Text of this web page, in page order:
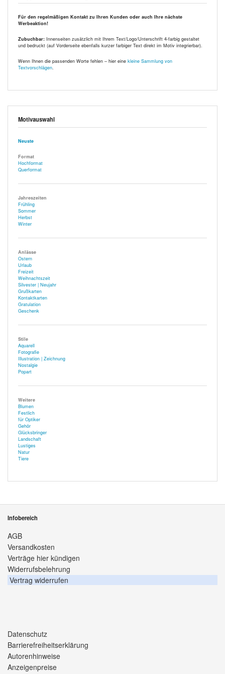
Für den regelmäßigen Kontakt zu Ihren Kunden oder auch Ihre nächste
Werbeaktion!
Zubuchbar: Innenseiten zusätzlich mit Ihrem Text/Logo/Unterschrift 4-farbig gestaltet
und bedruckt (auf Vorderseite ebenfalls kurzer farbiger Text direkt im Motiv integrierbar).
Wenn Ihnen die passenden Worte fehlen – hier eine kleine Sammlung von
Textvorschlägen
Motivauswahl
Neuste
Format
Hochformat
Querformat
Jahreszeiten
Frühling
Sommer
Herbst
Winter
Anlässe
Ostern
Urlaub
Freizeit
Weihnachtszeit
Silvester | Neujahr
Grußkarten
Kontaktkarten
Gratulation
Geschenk
Stile
Aquarell
Fotografie
Illustration | Zeichnung
Nostalgie
Popart
Weitere
Blumen
Festlich
für Optiker
Gehör
Glücksbringer
Landschaft
Lustiges
Natur
Tiere
Infobereich
AGB
Versandkosten
Verträge hier kündigen
Widerrufsbelehrung
Vertrag widerrufen
Datenschutz
Barrierefreiheitserklärung
Autorenhinweise
Anzeigenpreise